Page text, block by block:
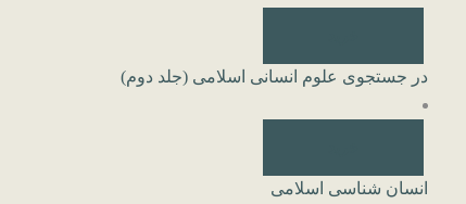
در جستجوی علوم انسانی اسلامی (جلد دوم)
انسان شناسی اسلامی